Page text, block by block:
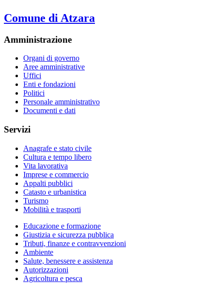
Comune di Atzara
Amministrazione
Organi di governo
Aree amministrative
Uffici
Enti e fondazioni
Politici
Personale amministrativo
Documenti e dati
Servizi
Anagrafe e stato civile
Cultura e tempo libero
Vita lavorativa
Imprese e commercio
Appalti pubblici
Catasto e urbanistica
Turismo
Mobilità e trasporti
Educazione e formazione
Giustizia e sicurezza pubblica
Tributi, finanze e contravvenzioni
Ambiente
Salute, benessere e assistenza
Autorizzazioni
Agricoltura e pesca